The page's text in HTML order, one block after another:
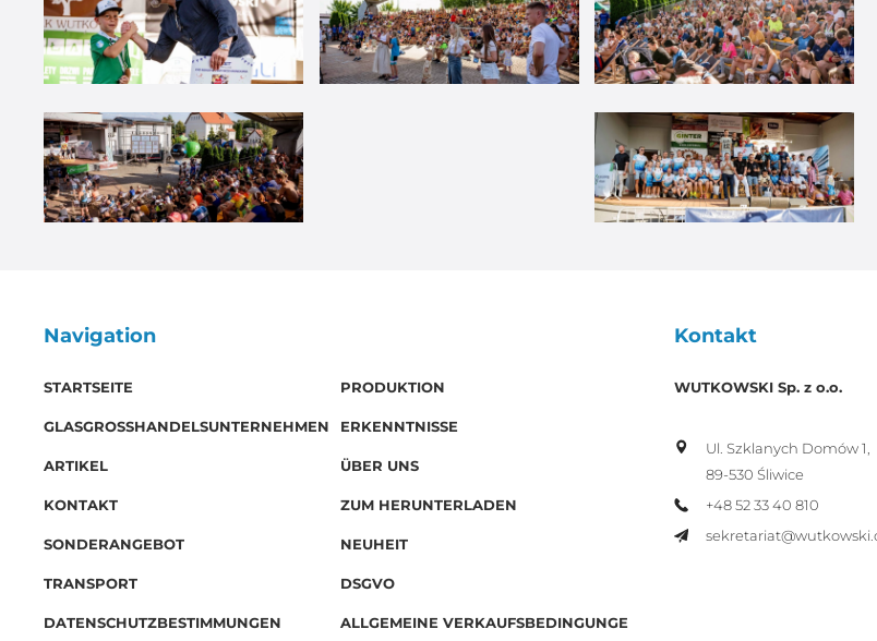
Navigation
STARTSEITE PRODUKTION
GLASGROSSHANDELSUNTERNEHMEN ERKENNTNISSE
ARTIKEL ÜBER UNS
KONTAKT ZUM HERUNTERLADEN
SONDERANGEBOT NEUHEIT
TRANSPORT DSGVO
DATENSCHUTZBESTIMMUNGEN ALLGEMEINE VERKAUFSBEDINGUNGE
Kontakt
WUTKOWSKI Sp. z o.o.
Ul. Szklanych Domów 1,
89-530 Śliwice
+48 52 33 40 810